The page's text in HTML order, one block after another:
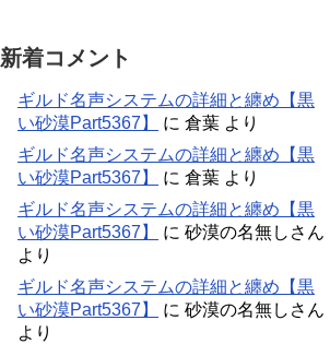
新着コメント
ギルド名声システムの詳細と纏め【黒
い砂漠Part5367】
に 倉葉 より
ギルド名声システムの詳細と纏め【黒
い砂漠Part5367】
に 倉葉 より
ギルド名声システムの詳細と纏め【黒
い砂漠Part5367】
に 砂漠の名無しさん
より
ギルド名声システムの詳細と纏め【黒
い砂漠Part5367】
に 砂漠の名無しさん
より